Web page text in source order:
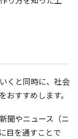
くと同時に、社会
すすめします。
聞やニュース（ニ
目を通すことで